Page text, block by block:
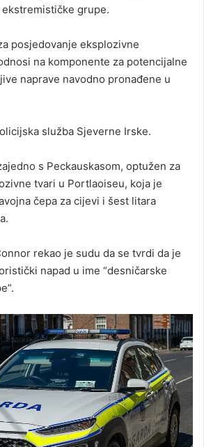
ekstremističke grupe.
posjedovanje eksplozivne
na komponente za potencijalne
naprave navodno pronađene u
služba Sjeverne Irske.
s Peckauskasom, optužen za
tvari u Portlaoiseu, koja je
čepa za cijevi i šest litara
rekao je sudu da se tvrdi da je
napad u ime “desničarske